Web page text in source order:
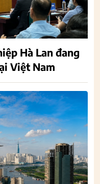
Hà Lan đang
Việt Nam